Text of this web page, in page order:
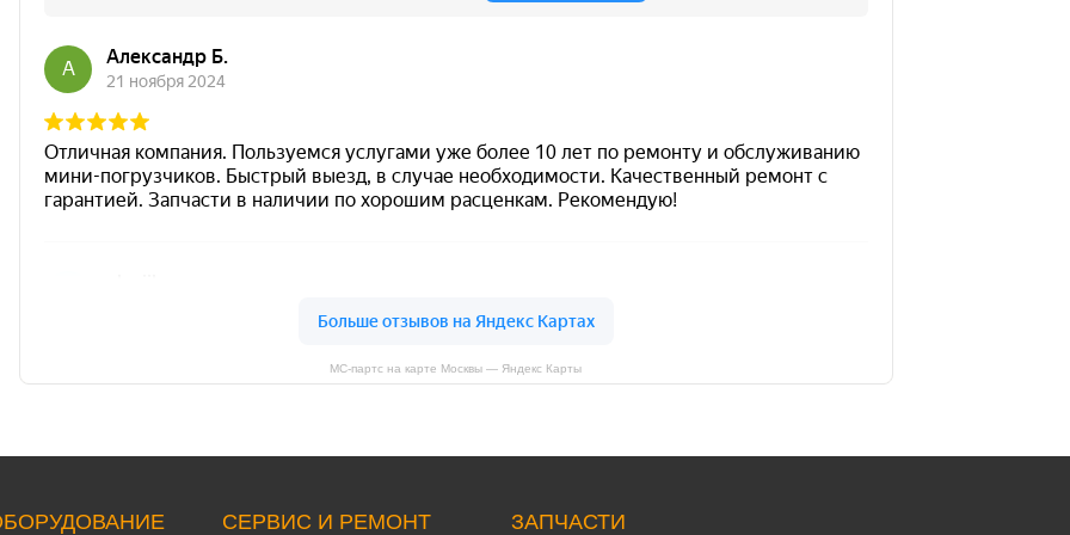
МС-партс на карте Москвы — Яндекс Карты
СЕРВИС И РЕМОНТ ЗАПЧАСТИ